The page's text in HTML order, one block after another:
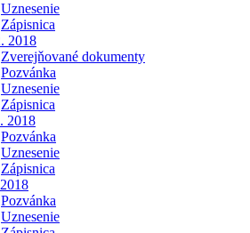
Uznesenie
Zápisnica
2018
Zverejňované dokumenty
Pozvánka
Uznesenie
Zápisnica
2018
Pozvánka
Uznesenie
Zápisnica
Pozvánka
Uznesenie